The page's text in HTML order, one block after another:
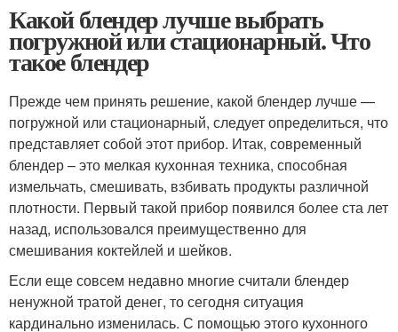
Какой блендер лучше выбрать
погружной или стационарный. Что
такое блендер
Прежде чем принять решение, какой блендер лучше —
погружной или стационарный, следует определиться, что
представляет собой этот прибор. Итак, современный
блендер – это мелкая кухонная техника, способная
измельчать, смешивать, взбивать продукты различной
плотности. Первый такой прибор появился более ста лет
назад, использовался преимущественно для
смешивания коктейлей и шейков.
Если еще совсем недавно многие считали блендер
ненужной тратой денег, то сегодня ситуация
кардинально изменилась. С помощью этого кухонного